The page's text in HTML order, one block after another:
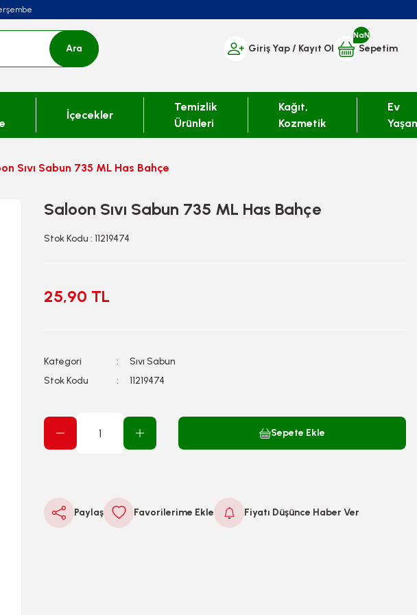
Ara Giriş Yap/ Kayıt Ol
NaN
Sepetim
İçecekler
Temizlik
Ürünleri
Kağıt,
Kozmetik
Ev
Sıvı Sabun 735 ML Has Bahçe
Saloon Sıvı Sabun 735 ML Has Bahçe
Stok Kodu : 11219474
25,90 TL
Kategori
Sıvı Sabun
Stok Kodu
11219474
Sepete Ekle
Paylaş Fiyatı Düşünce Haber Ver